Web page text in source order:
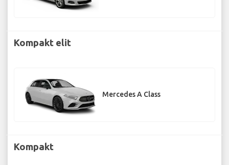
Kompakt elit
Mercedes A Class
Kompakt